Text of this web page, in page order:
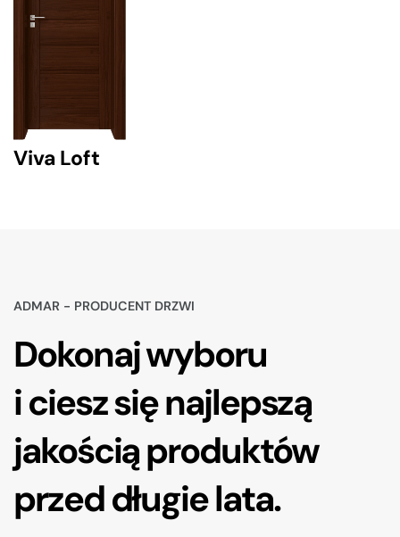
Viva Loft
ADMAR - PRODUCENT DRZWI
Dokonaj wyboru
i ciesz się najlepszą
jakością produktów
przed długie lata.